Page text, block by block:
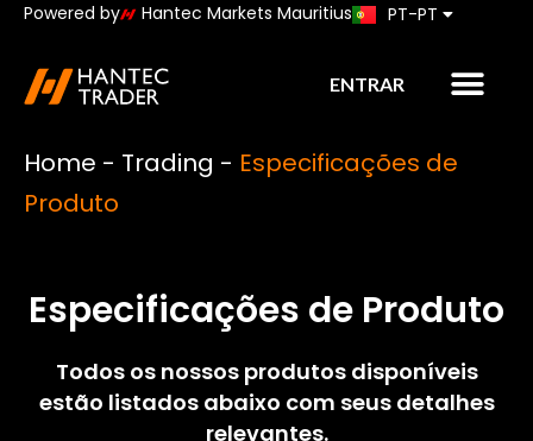
Powered by Hantec Markets Mauritius PT-PT
JP
ENTRAR
Home - Trading - Especificações de
Produto
Especificações de Produto
Todos os nossos produtos disponíveis
estão listados abaixo com seus detalhes
relevantes.